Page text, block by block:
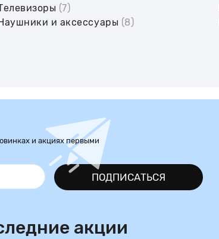
(7)
и аксессуары (8)
и акциях первыми
ПОДПИСАТЬСЯ
акции